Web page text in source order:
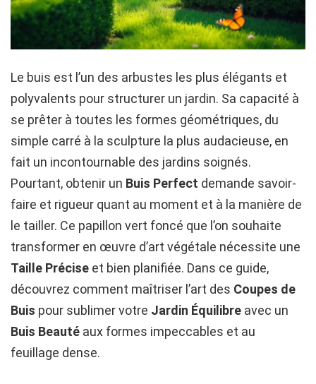
Le buis est l’un des arbustes les plus élégants et
polyvalents pour structurer un jardin. Sa capacité à
se prêter à toutes les formes géométriques, du
simple carré à la sculpture la plus audacieuse, en
fait un incontournable des jardins soignés.
Pourtant, obtenir un Buis Perfect demande savoir-
faire et rigueur quant au moment et à la manière de
le tailler. Ce papillon vert foncé que l’on souhaite
transformer en œuvre d’art végétale nécessite une
Taille Précise et bien planifiée. Dans ce guide,
découvrez comment maîtriser l’art des Coupes de
Buis pour sublimer votre Jardin Équilibre avec un
Buis Beauté aux formes impeccables et au
feuillage dense.